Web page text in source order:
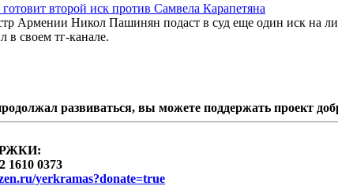
второй иск против Самвела Карапетяна
Армении Никол Пашинян подаст в суд еще один иск на
в своем тг-канале.
развиваться, вы можете поддержать проект
1610 0373
yerkramas?donate=true